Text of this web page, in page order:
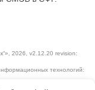
, 2026, v2.12.20 revision:
технологий: